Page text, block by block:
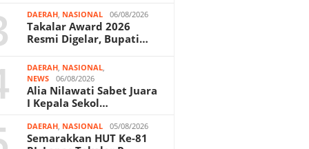
DAERAH NASIONAL 06/08/2026
Takalar Award 2026
Resmi Digelar, Bupati…
DAERAH NASIONAL
NEWS
06/08/2026
Alia Nilawati Sabet Juara
I Kepala Sekol…
DAERAH NASIONAL 05/08/2026
Semarakkan HUT Ke-81